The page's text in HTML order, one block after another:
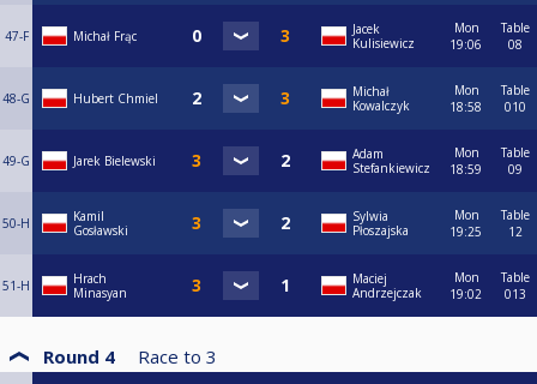
47-F Michał Frąc
Jacek
Kulisiewicz
Mon
19:06
Table
08
48-G Hubert Chmiel
Michał
Kowalczyk
Mon
18:58
Table
010
49-G Jarek Bielewski
Adam
Stefankiewicz
Mon
18:59
Table
09
50-H
Kamil
Gosławski
Sylwia
Płoszajska
Mon
19:25
Table
12
51-H
Hrach
Minasyan
Maciej
Andrzejczak
Mon
19:02
Table
013
Round 4 Race to 3